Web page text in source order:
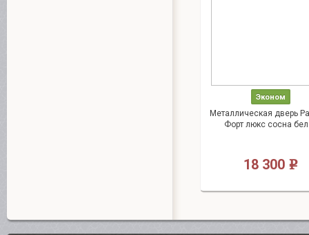
Эконом
Металлическая дверь
Форт люкс сосна
18 300 e